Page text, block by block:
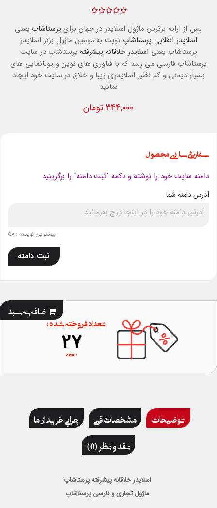
پس از ارایه برترین ماژول اسلایدر در جهان برای پرستاشاپ یعنی
اسلایدر انقلابی پرستاشاپ نوبت به دومین ماژول برتر اسلایدر
پرستاشاپ یعنی اسلایدر خلاقانه پیشرفته پرستاشاپ در سایت
پرستاشاپ فارسی می رسد که با فناوری های نوین و پویانمایی های
بسیار دیدنی و کم نظیر اسلایدری زیبا و خلاق در سایت خود ایجاد
نمائید
344,000 تومان
سفارشی سازی محصول
دامنه سایت خود را نوشته و دکمه "ثبت دامنه" را برگزینید
آدرس دامنه شما
بیشترین نویسه : 50
ثبت دامنه
اضافه به سبد
تعداد فروخته شده :
27
دفعه
توضیحات مشخصات فنی
چرایی خرید از ما
نقد و نظر (0)
اسلایدر خلاقانه پیشرفته پرستاشاپ
ماژول تجاری و فارسی پرستاشاپ